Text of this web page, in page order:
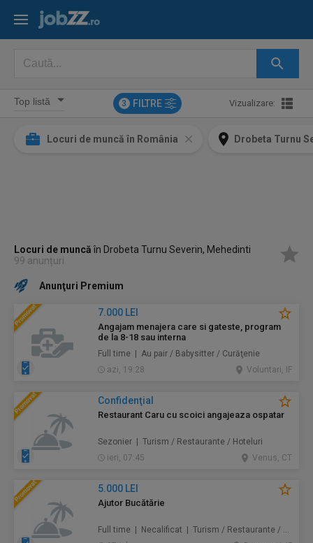
3 FILTRE Vizualizare:
Locuri de muncă în România Drobeta Turnu
Locuri de muncăîn Drobeta Turnu Severin, Mehedinti
99 anunțuri
Anunţuri Premium
7.000 LEI
Angajam menajera care si gateste, program
de la 8-18 sau interna
Full time | Au pair / Babysitter / Curăţenie
azi, 19:28
Voluntari, IF
Confidenţial
Restaurant Caru cu scoici angajeaza ospatar
Sezonier | Turism / Restaurante / Hoteluri
ieri, 07:45
Venus, CT
5.000 LEI
Ajutor Bucătărie
Full time | Necalificat | Turism / Restaurante / Hoteluri